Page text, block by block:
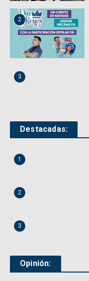
2
3
Destacadas:
1
2
3
Opinión: